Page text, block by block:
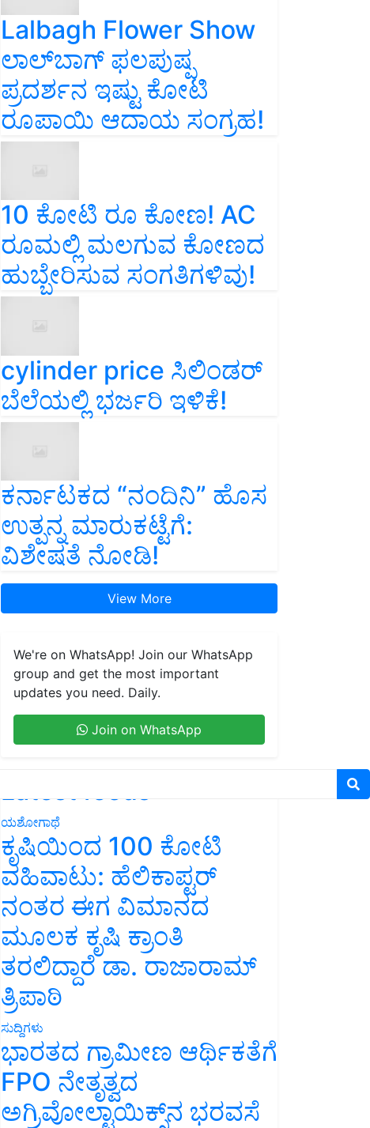
Lalbagh Flower Show
ಲಾಲ್‌ಬಾಗ್ ಫಲಪುಷ್ಪ
ಪ್ರದರ್ಶನ ಇಷ್ಟು ಕೋಟಿ
ರೂಪಾಯಿ ಆದಾಯ ಸಂಗ್ರಹ!
10 ಕೋಟಿ ರೂ ಕೋಣ! AC
ರೂಮಲ್ಲಿ ಮಲಗುವ ಕೋಣದ
ಹುಬ್ಬೇರಿಸುವ ಸಂಗತಿಗಳಿವು!
cylinder price ಸಿಲಿಂಡರ್‌
ಬೆಲೆಯಲ್ಲಿ ಭರ್ಜರಿ ಇಳಿಕೆ!
ಕರ್ನಾಟಕದ “ನಂದಿನಿ” ಹೊಸ
ಉತ್ಪನ್ನ ಮಾರುಕಟ್ಟೆಗೆ:
ವಿಶೇಷತೆ ನೋಡಿ!
View More
We're on WhatsApp! Join our WhatsApp
group and get the most important
updates you need. Daily.
Join on WhatsApp
Latest feeds
ಯಶೋಗಾಥೆ
ಕೃಷಿಯಿಂದ 100 ಕೋಟಿ
ವಹಿವಾಟು: ಹೆಲಿಕಾಪ್ಟರ್
ನಂತರ ಈಗ ವಿಮಾನದ
ಮೂಲಕ ಕೃಷಿ ಕ್ರಾಂತಿ
ತರಲಿದ್ದಾರೆ ಡಾ. ರಾಜಾರಾಮ್
ತ್ರಿಪಾಠಿ
ಸುದ್ದಿಗಳು
ಭಾರತದ ಗ್ರಾಮೀಣ ಆರ್ಥಿಕತೆಗೆ
FPO ನೇತೃತ್ವದ
ಅಗ್ರಿವೋಲ್ಟಾಯಿಕ್ಸ್‌ನ ಭರವಸೆ